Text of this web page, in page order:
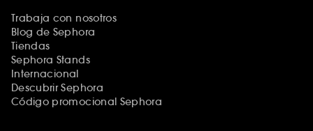
Trabaja con nosotros
Blog de Sephora
Tiendas
Sephora Stands
Internacional
Descubrir Sephora
Código promocional Sephora